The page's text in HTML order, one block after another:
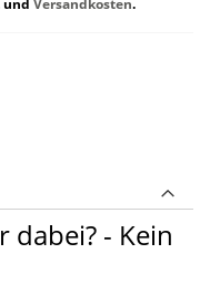
und Versandkosten.
dabei? - Kein